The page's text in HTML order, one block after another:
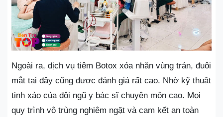
Ngoài ra, dịch vụ tiêm Botox xóa nhăn vùng trán, đuôi
mắt tại đây cũng được đánh giá rất cao. Nhờ kỹ thuật
tinh xảo của đội ngũ y bác sĩ chuyên môn cao. Mọi
quy trình vô trùng nghiêm ngặt và cam kết an toàn